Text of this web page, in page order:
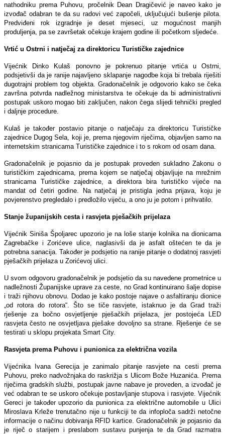
nathodniku prema Puhovu, pročelnik Dean Dragičević je naveo kako je
izvođač odabran te da su radovi već započeli, uključujući bušenje pilota.
Predviđeni rok izgradnje je deset mjeseci, uz mogućnost manjih
produljenja, pa se završetak očekuje krajem godine ili početkom sljedeće.
Vrtić u Ostrni i natječaj za direktoricu Turističke zajednice
Vijećnik Dinko Kulaš ponovno je pokrenuo pitanje vrtića u Ostrni,
podsjetivši da je ranije najavljeno sklapanje nagodbe koja bi trebala riješiti
dugotrajni problem tog objekta. Gradonačelnik je odgovorio kako se čeka
završna potvrda nadležnog ministarstva te očekuje da bi administrativni
postupak uskoro mogao biti zaključen, nakon čega slijedi tehnički pregled
i daljnje procedure.
Kulaš je također postavio pitanje o natječaju za direktoricu Turističke
zajednice Dugog Sela, koji je, prema njegovim riječima, objavljen samo na
internetskim stranicama Turističke zajednice i to s rokom od osam dana.
Gradonačelnik je pojasnio da je postupak proveden sukladno Zakonu o
turističkim zajednicama, prema kojem se natječaj objavljuje na mrežnim
stranicama Turističke zajednice, a direktora bira turističko vijeće na
mandat od četiri godine. Na natječaj je pristigla jedna prijava, koju je
povjerenstvo pregledalo i predložilo vijeću, a ono ju je potom i prihvatilo.
Stanje županijskih cesta i rasvjeta pješačkih prijelaza
Vijećnik Siniša Špoljarec upozorio je na loše stanje kolnika na dionicama
Zagrebačke i Zorićeve ulice, naglasivši da je asfalt oštećen te da je
potrebna sanacija. Također je podsjetio na ranije pitanje o dodatnoj rasvjeti
pješačkih prijelaza u Zorićevoj ulici.
U svom odgovoru gradonačelnik je podsjetio da su navedene prometnice u
nadležnosti Županijske uprave za ceste, no Grad kontinuirano šalje dopise
i traži njihovu obnovu. Dodao je kako postoje najave o asfaltiranju dionice
„od rotora do rotora“. Što se tiče rasvjete, istaknuo je da Grad traži
rješenje za bočno osvjetljenje pješačkih prijelaza, jer postojeća LED
rasvjeta često ne osvjetljava pješake dovoljno sa strane. Rješenje će se
testirati u sklopu projekata Smart City.
Rasvjeta prema Puhovu i punionica za električna vozila
Vijećnika Ivana Gerecija je zanimalo pitanje rasvjete na cesti prema
Puhovu, preko nadvožnjaka do raskrižja s Ulicom Bože Huzanića. Prema
riječima gradskih službi, postupak javne nabave je proveden, a izvođač je
već odabran te se uskoro očekuje postavljanje stupova i rasvjete. Vijećnik
Gereci je također upozorio da punionica za električne automobile u Ulici
Miroslava Krleže trenutačno nije u funkciji te da infoploča sadrži netočne
informacije o načinu dobivanja RFID kartice. Gradonačelnik je pojasnio da
je riječ o starijem i preslabom sustavu punjenja te da Grad razmatra